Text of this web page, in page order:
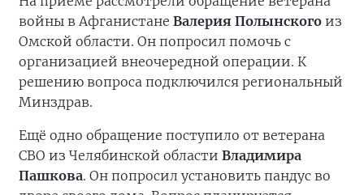
войны в Афганистане Валерия Полынского из
Омской области. Он попросил помочь с
организацией внеочередной операции. К
решению вопроса подключился региональный
Минздрав.
Ещё одно обращение поступило от ветерана
СВО из Челябинской области Владимира
Пашкова. Он попросил установить пандус во